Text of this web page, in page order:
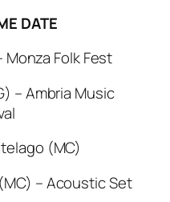
DATE
Monza Folk Fest
– Ambria Music
(MC)
– Acoustic Set